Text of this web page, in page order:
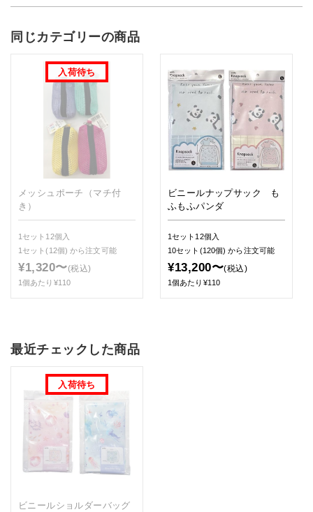
同じカテゴリーの商品
メッシュポーチ（マチ付
き）
1セット12個入
1セット(12個)から注文可能
¥1,320〜(税込)
1個あたり¥110
ビニールナップサック も
ふもふパンダ
1セット12個入
10セット(120個)から注文可能
¥13,200〜(税込)
1個あたり¥110
最近チェックした商品
ビニールショルダーバッグ